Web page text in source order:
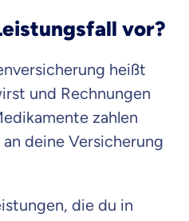
vor?
heißt
und Rechnungen
zahlen
deine Versicherung
die du in